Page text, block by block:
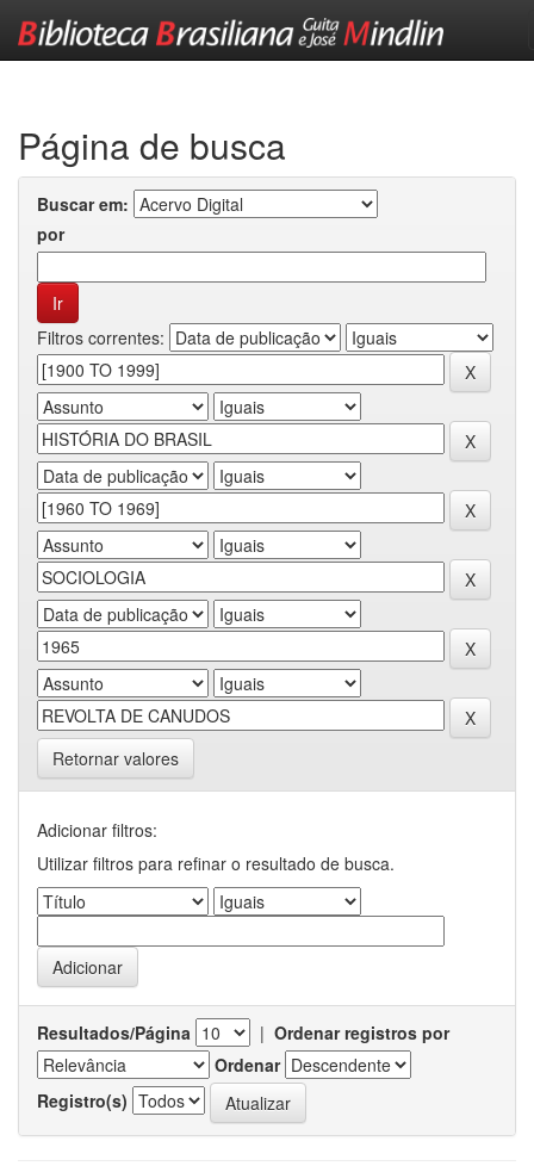
Página de busca
Buscar em:
por
Filtros correntes:
Retornar valores
Adicionar filtros:
Utilizar filtros para refinar o resultado de busca.
Resultados/Página | Ordenar registros por
Ordenar
Registro(s)